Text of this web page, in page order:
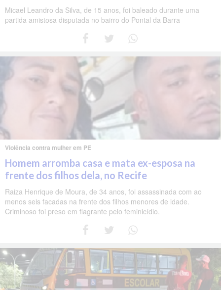
Micael Leandro da Silva, de 15 anos, foi baleado durante uma
partida amistosa disputada no bairro do Pontal da Barra
Violência contra mulher em PE
Homem arromba casa e mata ex-esposa na
frente dos filhos dela, no Recife
Raiza Henrique de Moura, de 34 anos, foi assassinada com ao
menos seis facadas na frente dos filhos menores de idade.
Criminoso foi preso em flagrante pelo feminicídio.